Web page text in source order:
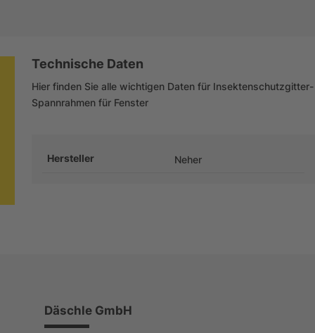
Technische Daten
Hier finden Sie alle wichtigen Daten für Insektenschutzgitter-
Spannrahmen für Fenster
Hersteller Neher
Däschle GmbH